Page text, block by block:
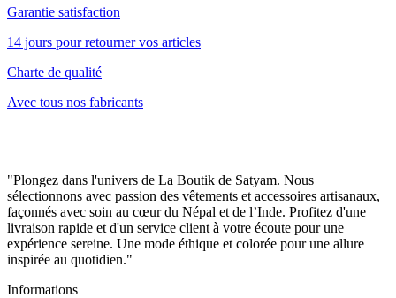
Garantie satisfaction
14 jours pour retourner vos articles
Charte de qualité
Avec tous nos fabricants
"Plongez dans l'univers de La Boutik de Satyam. Nous
sélectionnons avec passion des vêtements et accessoires artisanaux,
façonnés avec soin au cœur du Népal et de l’Inde. Profitez d'une
livraison rapide et d'un service client à votre écoute pour une
expérience sereine. Une mode éthique et colorée pour une allure
inspirée au quotidien."
Informations